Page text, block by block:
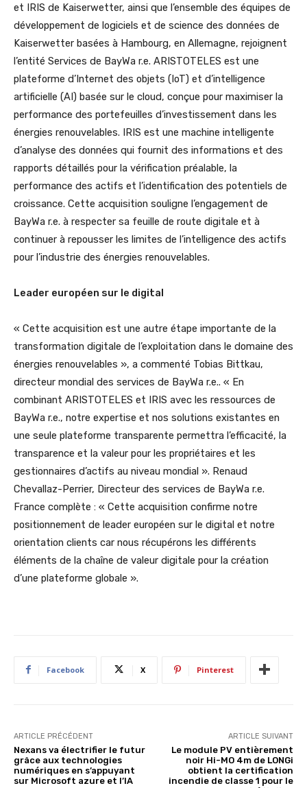
et IRIS de Kaiserwetter, ainsi que l’ensemble des équipes de
développement de logiciels et de science des données de
Kaiserwetter basées à Hambourg, en Allemagne, rejoignent
l’entité Services de BayWa r.e. ARISTOTELES est une
plateforme d’Internet des objets (IoT) et d’intelligence
artificielle (AI) basée sur le cloud, conçue pour maximiser la
performance des portefeuilles d’investissement dans les
énergies renouvelables. IRIS est une machine intelligente
d’analyse des données qui fournit des informations et des
rapports détaillés pour la vérification préalable, la
performance des actifs et l’identification des potentiels de
croissance. Cette acquisition souligne l’engagement de
BayWa r.e. à respecter sa feuille de route digitale et à
continuer à repousser les limites de l’intelligence des actifs
pour l’industrie des énergies renouvelables.
Leader européen sur le digital
« Cette acquisition est une autre étape importante de la
transformation digitale de l’exploitation dans le domaine des
énergies renouvelables », a commenté Tobias Bittkau,
directeur mondial des services de BayWa r.e.. « En
combinant ARISTOTELES et IRIS avec les ressources de
BayWa r.e., notre expertise et nos solutions existantes en
une seule plateforme transparente permettra l’efficacité, la
transparence et la valeur pour les propriétaires et les
gestionnaires d’actifs au niveau mondial ». Renaud
Chevallaz-Perrier, Directeur des services de BayWa r.e.
France complète : « Cette acquisition confirme notre
positionnement de leader européen sur le digital et notre
orientation clients car nous récupérons les différents
éléments de la chaîne de valeur digitale pour la création
d’une plateforme globale ».
Facebook X Pinterest
ARTICLE PRÉCÉDENT
Nexans va électrifier le futur
grâce aux technologies
numériques en s’appuyant
sur Microsoft azure et l’IA
ARTICLE SUIVANT
Le module PV entièrement
noir Hi-MO 4m de LONGi
obtient la certification
incendie de classe 1 pour le